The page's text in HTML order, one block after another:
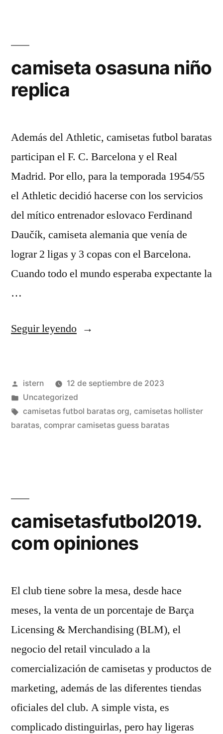
camiseta osasuna niño
replica
Además del Athletic, camisetas futbol baratas
participan el F. C. Barcelona y el Real
Madrid. Por ello, para la temporada 1954/55
el Athletic decidió hacerse con los servicios
del mítico entrenador eslovaco Ferdinand
Daučík, camiseta alemania que venía de
lograr 2 ligas y 3 copas con el Barcelona.
Cuando todo el mundo esperaba expectante la
…
Seguir leyendo«camiseta
replica»
Publicado
por
istern
12 de septiembre de 2023
Publicado
en
Uncategorized
Etiquetas:
camisetas futbol baratas org, camisetas hollister
baratas, comprar camisetas guess baratas
camisetasfutbol2019.
com opiniones
El club tiene sobre la mesa, desde hace
meses, la venta de un porcentaje de Barça
Licensing & Merchandising (BLM), el
negocio del retail vinculado a la
comercialización de camisetas y productos de
marketing, además de las diferentes tiendas
oficiales del club. A simple vista, es
complicado distinguirlas, pero hay ligeras